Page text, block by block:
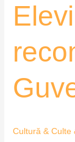
Cultură & Culte
Elevii
recompensați
Guvern